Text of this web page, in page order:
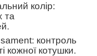
колір:
та
контроль
кожної котушки.